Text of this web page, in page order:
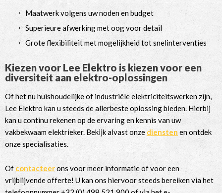
Maatwerk volgens uw noden en budget
Superieure afwerking met oog voor detail
Grote flexibiliteit met mogelijkheid tot snelinterventies
Kiezen voor Lee Elektro is kiezen voor een
diversiteit aan elektro-oplossingen
Of het nu huishoudelijke of industriële elektriciteitswerken zijn,
Lee Elektro kan u steeds de allerbeste oplossing bieden. Hierbij
kan u continu rekenen op de ervaring en kennis van uw
vakbekwaam elektrieker. Bekijk alvast onze diensten en ontdek
onze specialisaties.
Of contacteerons voor meer informatie of voor een
vrijblijvende offerte! U kan ons hiervoor steeds bereiken via het